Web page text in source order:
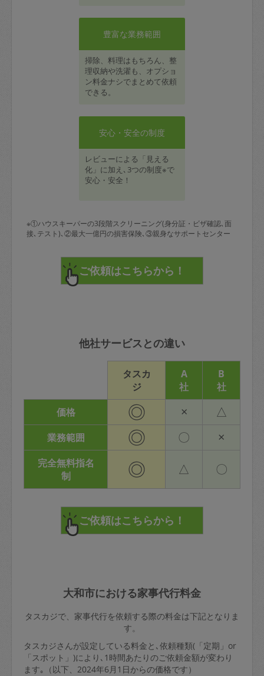
豊富な業務範囲
掃除、料理はもちろん、整
理収納や洗濯も、オプショ
ン料金ナシでまとめて依頼
できる。
安心・安全の制度
レビューによる「見える
化」に加え､3つの制度※で
安心・安全！
※①ハウスキーパーの3段階スクリーニング(身分証・ビザ確認､面
接､テスト)､②最大一億円の損害保険､③親身なサポートセンター
他社サービスとの違い
タスカ
ジ
A
社
B
社
価格
◎ × △
業務範囲 ◎ 〇 ×
完全無料指名
制
◎ △ 〇
大和市における家事代行料金
タスカジで、家事代行を依頼する際の料金は下記となりま
す。
タスカジさんが設定している料金と､依頼種類(「定期」or
「スポット」)により､1時間あたりのご依頼金額が変わり
ます｡（以下、2024年6月1日からの価格です）